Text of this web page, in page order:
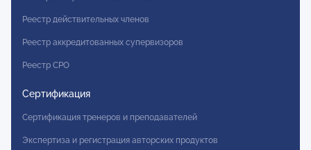
Реестр действительных членов
Реестр аккредитованных супервизоров
Реестр СРО
Сертификация
Сертификация тренеров и преподавателей
Экспертиза и регистрация авторских продуктов